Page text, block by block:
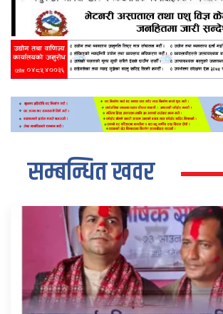
सम्बन्धित खवर